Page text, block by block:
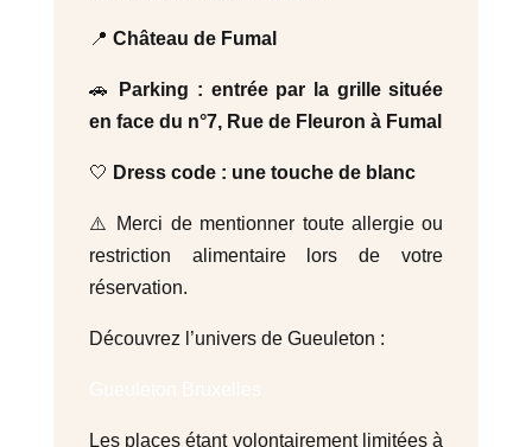
📍 Château de Fumal
🚗
Parking : entrée par la grille située
en face du n°7, Rue de Fleuron à Fumal
🤍 Dress code : une touche de blanc
⚠️ Merci de mentionner toute allergie ou
restriction alimentaire lors de votre
réservation.
Découvrez l’univers de Gueuleton :
Les places étant volontairement limitées à